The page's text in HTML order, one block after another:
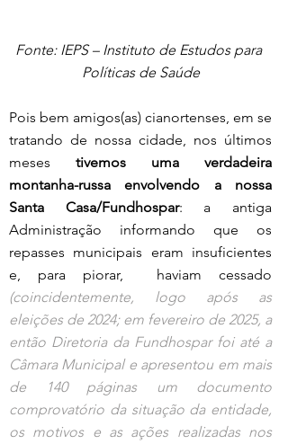
Fonte: IEPS – Instituto de Estudos para
Políticas de Saúde
Pois bem amigos(as) cianortenses, em se
tratando de nossa cidade, nos últimos
meses tivemos uma verdadeira
montanha-russa envolvendo a nossa
Santa Casa/Fundhospar: a antiga
Administração informando que os
repasses municipais eram insuficientes
(coincidentemente, logo após as
eleições de 2024; em fevereiro de 2025, a
então Diretoria da Fundhospar foi até a
Câmara Municipal e apresentou em mais
de 140 páginas um documento
comprovatório da situação da entidade,
os motivos e as ações realizadas nos